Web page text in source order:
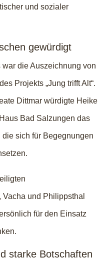
und sozialer
gewürdigt
die Auszeichnung von
Projekts „Jung trifft Alt“.
Dittmar würdigte Heike
Bad Salzungen das
sich für Begegnungen
und Philippsthal
für den Einsatz
starke Botschaften